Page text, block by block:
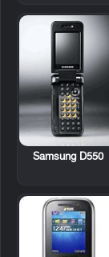
Samsung D550